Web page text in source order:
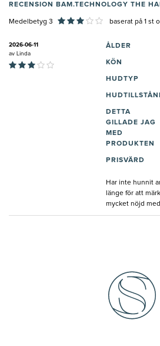
RECENSION BAM.TECHNOLOGY THE
Medelbetyg 3 baserat på 1 st
2026-06-11
av
Linda
ÅLDER
KÖN
HUDTYP
DETTA
GILLADE JAG
MED
PRODUKTEN
PRISVÄRD
Har inte hunnit
länge för att
mycket nöjd